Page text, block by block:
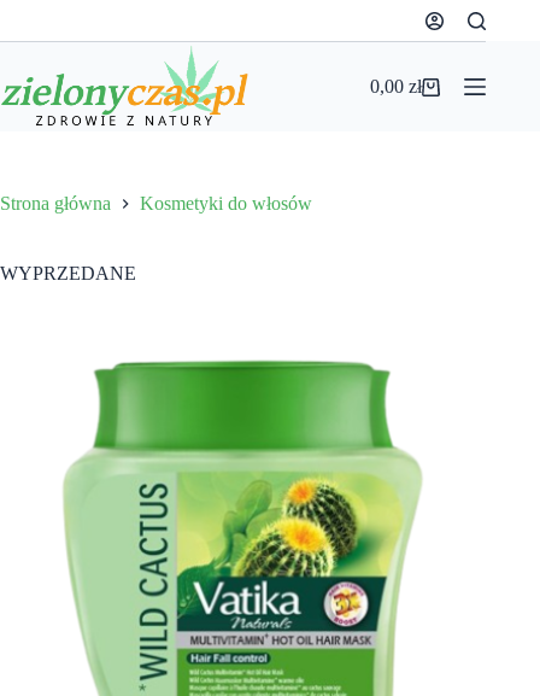
Koszyk
0,00zł
Strona główna Kosmetyki do włosów
WYPRZEDANE